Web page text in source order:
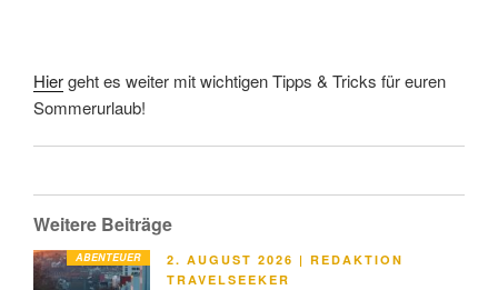
Hiergeht es weiter mit wichtigen Tipps & Tricks für euren
Sommerurlaub!
Weitere Beiträge
ABENTEUER
VERÖFFENTLICHT
AM
2. AUGUST 2026 | REDAKTION
TRAVELSEEKER